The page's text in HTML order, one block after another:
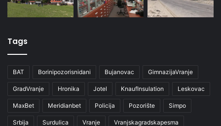
Tags
BAT Borinipozorisnidani Bujanovac GimnazijaVranje
GradVranje Hronika Jotel KnaufInsulation Leskovac
MaxBet Meridianbet Policija Pozorište Simpo
Srbija Surdulica Vranje Vranjskagradskapesma